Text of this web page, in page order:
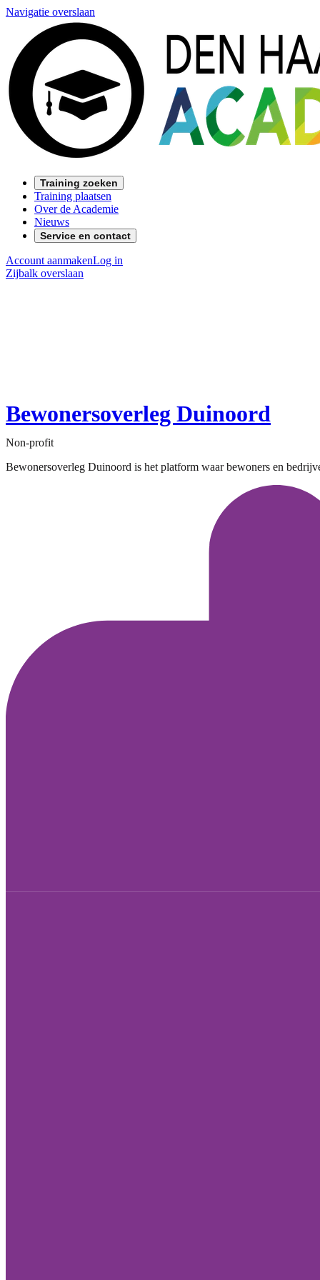
Navigatie overslaan
Training zoeken
Training plaatsen
Over de Academie
Nieuws
Service en contact
Account aanmakenLog in
Zijbalk overslaan
Bewonersoverleg Duinoord
Non-profit
Bewonersoverleg Duinoord is het platform waar bewoners en